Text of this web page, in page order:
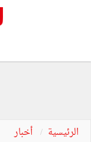
الرئيسية أخبار